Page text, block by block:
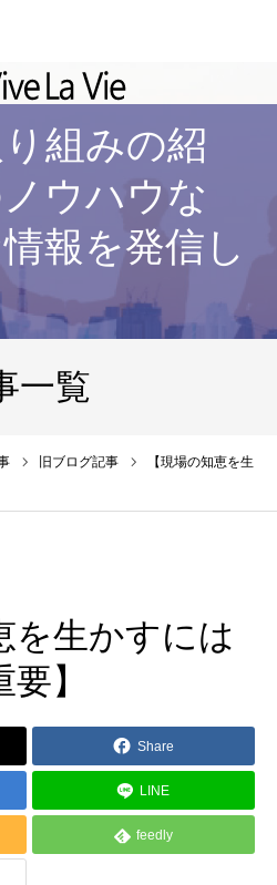
組みの紹
ウハウな
報を発信し
一覧
旧ブログ記事
【現場の知恵を生
を生かすには
】
Share
LINE
feedly